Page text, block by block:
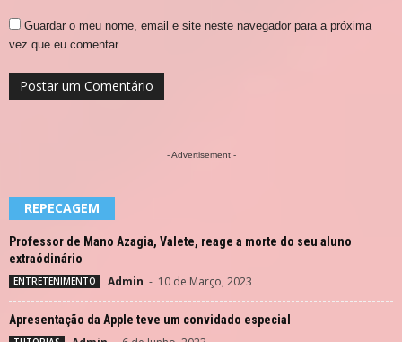
Guardar o meu nome, email e site neste navegador para a próxima
vez que eu comentar.
- Advertisement -
REPECAGEM
Professor de Mano Azagia, Valete, reage a morte do seu aluno
extraódinário
ENTRETENIMENTO Admin - 10 de Março, 2023
Apresentação da Apple teve um convidado especial